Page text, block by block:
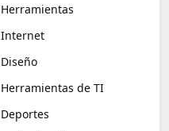
Herramientas
Internet
Diseño
Herramientas de TI
Deportes